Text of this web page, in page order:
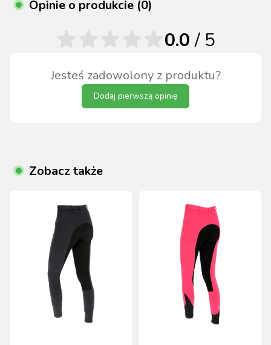
Opinie o produkcie (0)
Jesteś zadowolony z produktu?
Dodaj pierwszą opinię
0.0/ 5
Zobacz także